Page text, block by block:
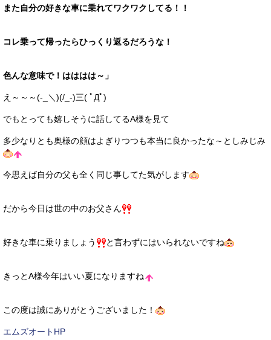
また自分の好きな車に乗れてワクワクしてる！！
コレ乗って帰ったらひっくり返るだろうな！
色んな意味で！ はははは～」
え～～～(-_＼)(/_-)三( ﾟДﾟ)
でもとっても嬉しそうに話してるA様を見て
多少なりとも奥様の顔はよぎりつつも本当に良かったな～としみじみ
今思えば自分の父も全く同じ事してた気がします
だから今日は世の中のお父さん
好きな車に乗りましょう と言わずにはいられないですね
きっとA様今年はいい夏になりますね
この度は誠にありがとうございました！
エムズオートHP